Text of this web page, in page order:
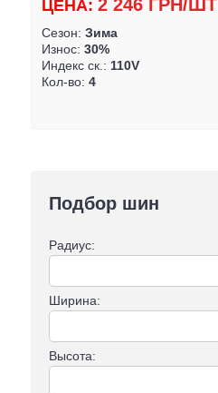
Подбор шин
Радиус:
Ширина:
Высота:
ЦЕНА: 2 246 ГРН/ШТ
Сезон: Зима
Износ: 30%
Индекс ск.: 110V
Кол-во: 4